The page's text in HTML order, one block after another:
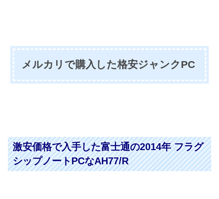
メルカリで購入した格安ジャンクPC
激安価格で入手した富士通の2014年 フラグ
シップノートPCなAH77/R